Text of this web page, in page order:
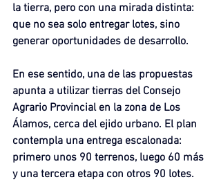
la tierra, pero con una mirada distinta:
que no sea solo entregar lotes, sino
generar oportunidades de desarrollo.
En ese sentido, una de las propuestas
apunta a utilizar tierras del Consejo
Agrario Provincial en la zona de Los
Álamos, cerca del ejido urbano. El plan
contempla una entrega escalonada:
primero unos 90 terrenos, luego 60 más
y una tercera etapa con otros 90 lotes.